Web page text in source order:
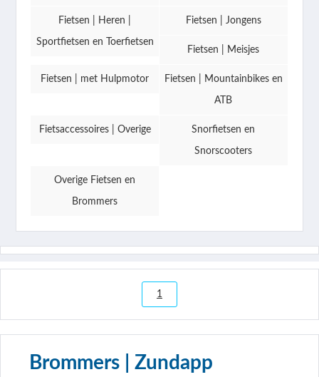
Fietsen | Heren |
Sportfietsen en Toerfietsen
Fietsen | Jongens
Fietsen | Meisjes
Fietsen | met Hulpmotor Fietsen | Mountainbikes en
ATB
Fietsaccessoires | Overige Snorfietsen en
Snorscooters
Overige Fietsen en
Brommers
1
Brommers | Zundapp